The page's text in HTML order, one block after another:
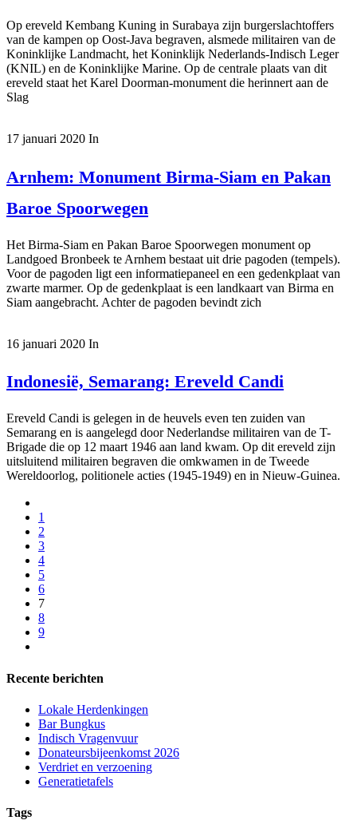
Op ereveld Kembang Kuning in Surabaya zijn burgerslachtoffers
van de kampen op Oost-Java begraven, alsmede militairen van de
Koninklijke Landmacht, het Koninklijk Nederlands-Indisch Leger
(KNIL) en de Koninklijke Marine. Op de centrale plaats van dit
ereveld staat het Karel Doorman-monument die herinnert aan de
Slag
17 januari 2020 In
Arnhem: Monument Birma-Siam en Pakan
Baroe Spoorwegen
Het Birma-Siam en Pakan Baroe Spoorwegen monument op
Landgoed Bronbeek te Arnhem bestaat uit drie pagoden (tempels).
Voor de pagoden ligt een informatiepaneel en een gedenkplaat van
zwarte marmer. Op de gedenkplaat is een landkaart van Birma en
Siam aangebracht. Achter de pagoden bevindt zich
16 januari 2020 In
Indonesië, Semarang: Ereveld Candi
Ereveld Candi is gelegen in de heuvels even ten zuiden van
Semarang en is aangelegd door Nederlandse militairen van de T-
Brigade die op 12 maart 1946 aan land kwam. Op dit ereveld zijn
uitsluitend militairen begraven die omkwamen in de Tweede
Wereldoorlog, politionele acties (1945-1949) en in Nieuw-Guinea.
1
2
3
4
5
6
7
8
9
Recente berichten
Lokale Herdenkingen
Bar Bungkus
Indisch Vragenvuur
Donateursbijeenkomst 2026
Verdriet en verzoening
Generatietafels
Tags